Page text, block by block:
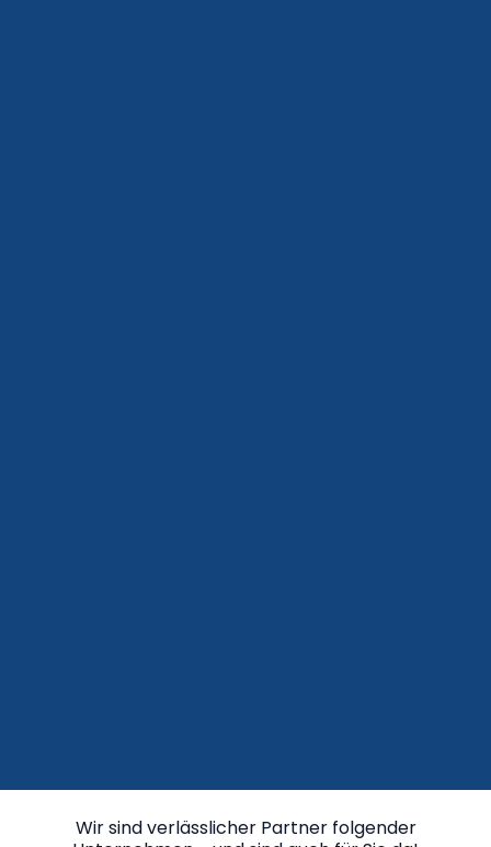
Wir sind verlässlicher Partner folgender